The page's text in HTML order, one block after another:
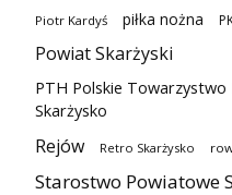
Piotr Kardyś piłka nożna
Powiat Skarżyski
PTH Polskie Towarzystwo
Skarżysko
Rejów Retro Skarżysko
Starostwo Powiatowe